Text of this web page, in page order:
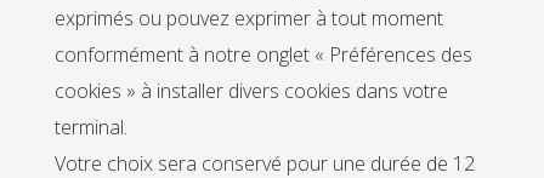
exprimés ou pouvez exprimer à tout moment
conformément à notre onglet « Préférences des
cookies » à installer divers cookies dans votre
terminal.
Votre choix sera conservé pour une durée de 12